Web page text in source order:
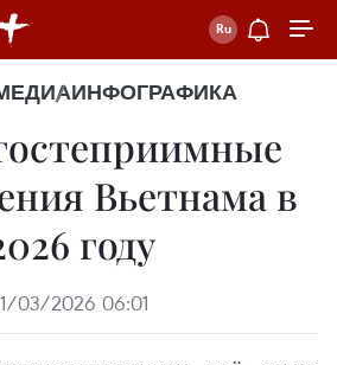
ИНФОГРАФИКА
Вьетнама в
году
03/2026 06:01